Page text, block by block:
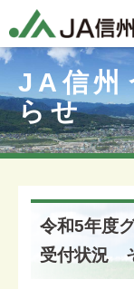
JA信州
らせ
令和5年度
受付状況